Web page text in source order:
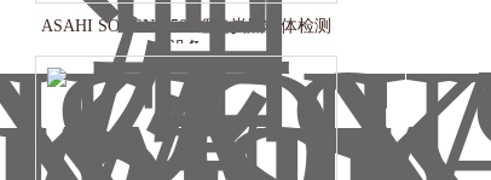
ASAHI SOKENS-500锂电炭黑粉体检测
设备